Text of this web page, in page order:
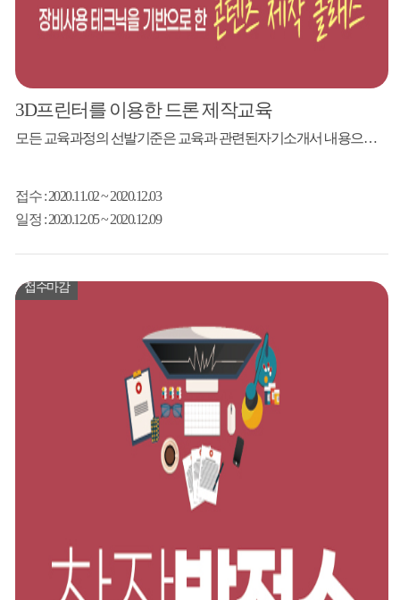
3D프린터를 이용한 드론 제작교육
모든 교육과정의 선발기준은 교육과 관련된자기소개서 내용으로 강사님께서 선발할 예정입니다.(강의 난이도 조율) 강사 박필준 이누(메이커 전문교육)대표 전 서울디지털대학교 컴퓨터 프로그램 입문 겸임교수 전 숭실대학교 드론창업의 이해 겸임교수 'Do it! 키트 없이 만드는 아두이노' 저자 '서울시민을 위한 3D프린팅 원리와 활용방안' 저자 모집대상 도내 청소년 및 3D프린팅에 관심있는 10인 &nbs...
접수: 2020.11.02 ~ 2020.12.03
일정 : 2020.12.05 ~ 2020.12.09
접수마감